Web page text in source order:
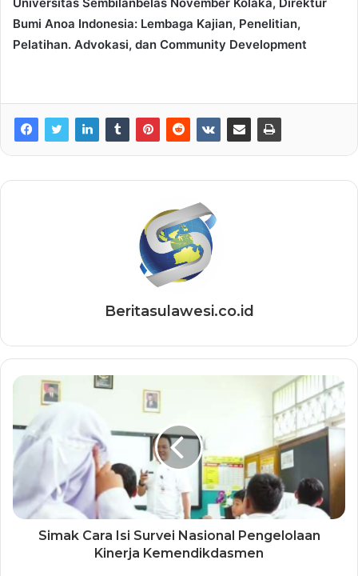
Bumi Anoa Indonesia: Lembaga Kajian, Penelitian,
Pelatihan. Advokasi, dan Community Development
Beritasulawesi.co.id
Simak Cara Isi Survei Nasional Pengelolaan
Kinerja Kemendikdasmen